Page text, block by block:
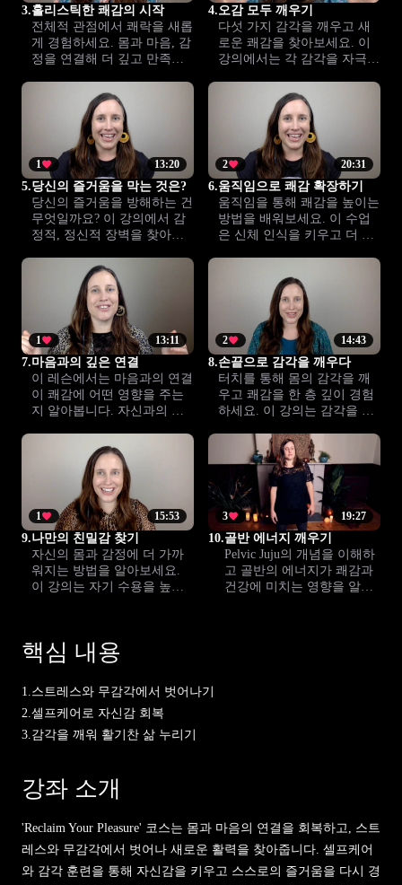
3.홀리스틱한 쾌감의 시작
전체적 관점에서 쾌락을 새롭
게 경험하세요. 몸과 마음, 감
정을 연결해 더 깊고 만족스
수 있습니다.
4.오감 모두 깨우기
다섯 가지 감각을 깨우고 새
로운 쾌감을 찾아보세요. 이
강의에서는 각 감각을 자극하
풍부한 친밀감을 경험할 수
13:20
1
5.당신의 즐거움을 막는 것은?
당신의 즐거움을 방해하는 건
무엇일까요? 이 강의에서 감
정적, 정신적 장벽을 찾아내
변화를 시작해 보세요.
20:31
2
6.움직임으로 쾌감 확장하기
움직임을 통해 쾌감을 높이는
방법을 배워보세요. 이 수업
은 신체 인식을 키우고 더 깊
13:11
1
7.마음과의 깊은 연결
이 레슨에서는 마음과의 연결
이 쾌감에 어떤 영향을 주는
지 알아봅니다. 자신과의 감
기쁨을 경험하세요.
14:43
2
8.손끝으로 감각을 깨우다
터치를 통해 몸의 감각을 깨
우고 쾌감을 한 층 깊이 경험
하세요. 이 강의는 감각을 섬
을 제안하여, 더 풍부한 성적
웰빙을 도와줍니다.
15:53
1
9.나만의 친밀감 찾기
자신의 몸과 감정에 더 가까
워지는 방법을 알아보세요.
이 강의는 자기 수용을 높이
19:27
3
10.골반 에너지 깨우기
Pelvic Juju의 개념을 이해하
고 골반의 에너지가 쾌감과
건강에 미치는 영향을 알아
핵심 내용
1.스트레스와 무감각에서 벗어나기
2.셀프케어로 자신감 회복
3.감각을 깨워 활기찬 삶 누리기
강좌 소개
'Reclaim Your Pleasure' 코스는 몸과 마음의 연결을 회복하고, 스트
레스와 무감각에서 벗어나 새로운 활력을 찾아줍니다. 셀프케어
와 감각 훈련을 통해 자신감을 키우고 스스로의 즐거움을 다시 경